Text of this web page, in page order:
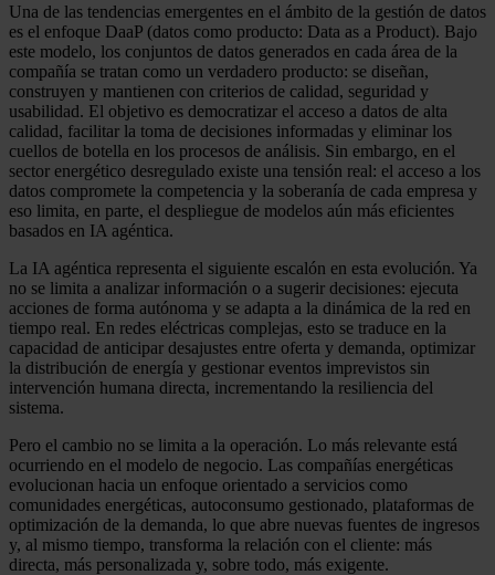
Una de las tendencias emergentes en el ámbito de la gestión de datos
es el enfoque DaaP (datos como producto: Data as a Product). Bajo
este modelo, los conjuntos de datos generados en cada área de la
compañía se tratan como un verdadero producto: se diseñan,
construyen y mantienen con criterios de calidad, seguridad y
usabilidad. El objetivo es democratizar el acceso a datos de alta
calidad, facilitar la toma de decisiones informadas y eliminar los
cuellos de botella en los procesos de análisis. Sin embargo, en el
sector energético desregulado existe una tensión real: el acceso a los
datos compromete la competencia y la soberanía de cada empresa y
eso limita, en parte, el despliegue de modelos aún más eficientes
basados en IA agéntica.
La IA agéntica representa el siguiente escalón en esta evolución. Ya
no se limita a analizar información o a sugerir decisiones: ejecuta
acciones de forma autónoma y se adapta a la dinámica de la red en
tiempo real. En redes eléctricas complejas, esto se traduce en la
capacidad de anticipar desajustes entre oferta y demanda, optimizar
la distribución de energía y gestionar eventos imprevistos sin
intervención humana directa, incrementando la resiliencia del
sistema.
Pero el cambio no se limita a la operación. Lo más relevante está
ocurriendo en el modelo de negocio. Las compañías energéticas
evolucionan hacia un enfoque orientado a servicios como
comunidades energéticas, autoconsumo gestionado, plataformas de
optimización de la demanda, lo que abre nuevas fuentes de ingresos
y, al mismo tiempo, transforma la relación con el cliente: más
directa, más personalizada y, sobre todo, más exigente.